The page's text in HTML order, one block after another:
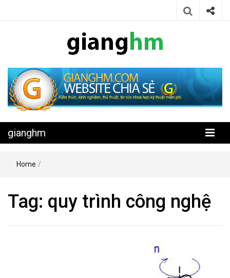
gianghm
kỹ thuật miễn phí
gianghm
Home /
Tag: quy trình công nghệ